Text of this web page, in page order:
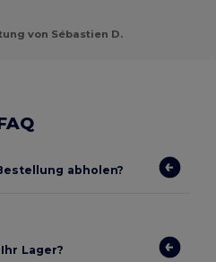
von Sébastien D.
abholen?
Lager?